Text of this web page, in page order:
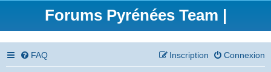
Forums Pyrénées Team |
FAQ Connexion
Inscription